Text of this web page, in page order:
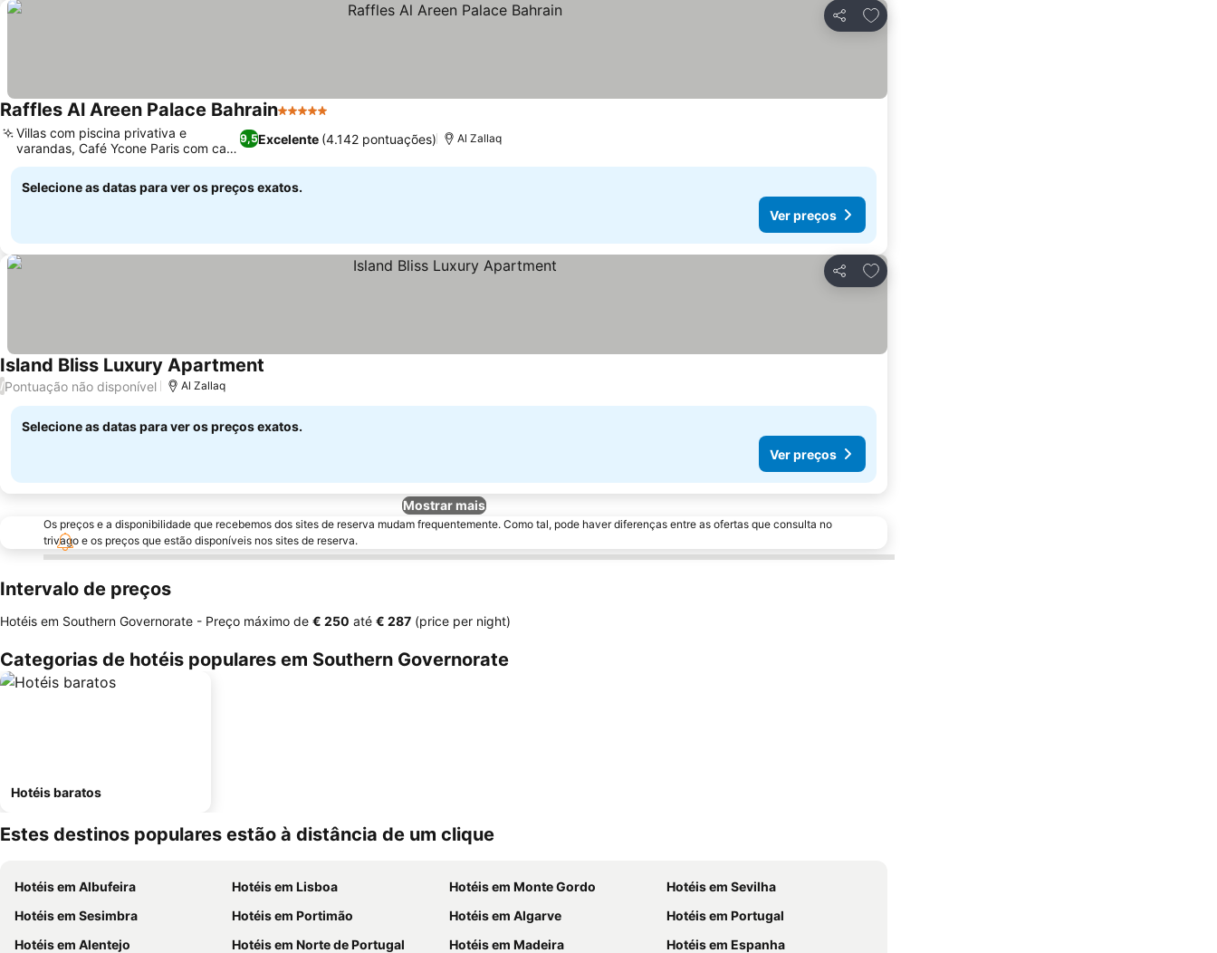
Partilhar
Adicionar aos favoritos
Raffles Al Areen Palace Bahrain5 Estrelas
9,5Excelente (4.142 pontuações)
Villas com piscina privativa e
varandas, Café Ycone Paris com café
exclusivo
Al Zallaq
Selecione as datas para ver os preços exatos.
Ver preços
Partilhar
Adicionar aos favoritos
Island Bliss Luxury Apartment
/Pontuação não disponível Al Zallaq
Selecione as datas para ver os preços exatos.
Ver preços
Mostrar mais
Os preços e a disponibilidade que recebemos dos sites de reserva mudam frequentemente. Como tal, pode haver diferenças entre as ofertas que consulta no
trivago e os preços que estão disponíveis nos sites de reserva.
Intervalo de preços
Hotéis em Southern Governorate - Preço máximo de ‎€ 250 até ‎€ 287 (price per night)
Categorias de hotéis populares em Southern Governorate
Hotéis baratos
Estes destinos populares estão à distância de um clique
Hotéis em Albufeira Hotéis em Lisboa Hotéis em Monte Gordo
Hotéis em Sevilha
Hotéis em Sesimbra
Hotéis em Portimão Hotéis em Algarve
Hotéis em Portugal
Hotéis em Alentejo
Hotéis em Norte de Portugal Hotéis em Madeira Hotéis em Espanha